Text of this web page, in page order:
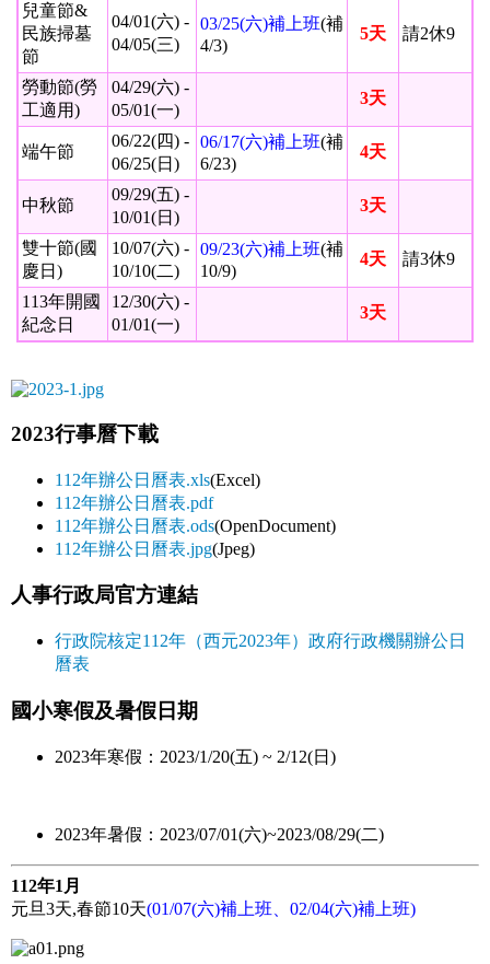
兒童節&
民族掃墓
節
04/01(六) -
04/05(三)
03/25(六)補上班(補
4/3)
5天 請2休9
勞動節(勞
工適用)
04/29(六) -
05/01(一)
3天
端午節
06/22(四) -
06/25(日)
06/17(六)補上班(補
6/23)
4天
中秋節
09/29(五) -
10/01(日)
3天
雙十節(國
慶日)
10/07(六) -
10/10(二)
09/23(六)補上班(補
10/9)
4天 請3休9
113年開國
紀念日
12/30(六) -
01/01(一)
3天
2023行事曆下載
112年辦公日曆表.xls(Excel)
112年辦公日曆表.pdf
112年辦公日曆表.ods(OpenDocument)
112年辦公日曆表.jpg(Jpeg)
人事行政局官方連結
行政院核定112年（西元2023年）政府行政機關辦公日
曆表
國小寒假及暑假日期
2023年寒假：2023/1/20(五) ~ 2/12(日)
2023年暑假：2023/07/01(六)~2023/08/29(二)
112年1月
元旦3天,春節10天(01/07(六)補上班、02/04(六)補上班)